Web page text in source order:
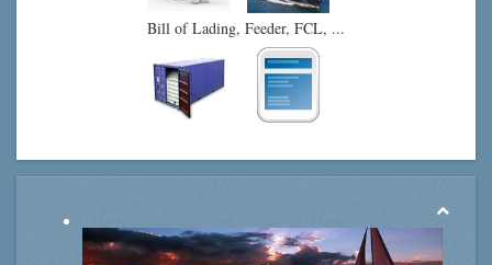
Bill of Lading, Feeder, FCL, ...